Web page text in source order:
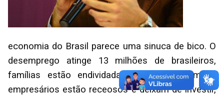
economia do Brasil parece uma sinuca de bico. O
desemprego atinge 13 milhões de brasileiros,
famílias estão endividadas e não consomem,
empresários estão receosos e deixam de investir,